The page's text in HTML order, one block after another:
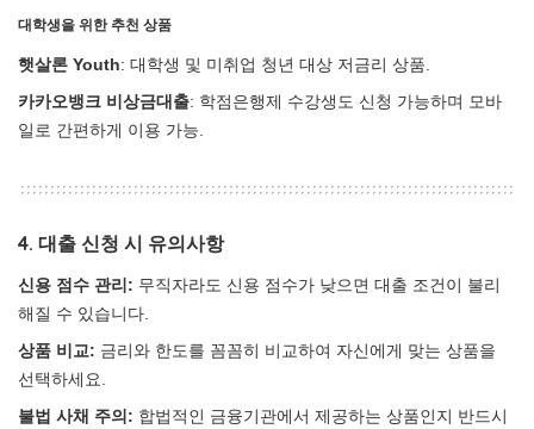
대학생을 위한 추천 상품
햇살론 Youth: 대학생 및 미취업 청년 대상 저금리 상품.
카카오뱅크 비상금대출: 학점은행제 수강생도 신청 가능하며 모바
일로 간편하게 이용 가능.
4. 대출 신청 시 유의사항
신용 점수 관리: 무직자라도 신용 점수가 낮으면 대출 조건이 불리
해질 수 있습니다.
상품 비교: 금리와 한도를 꼼꼼히 비교하여 자신에게 맞는 상품을
선택하세요.
불법 사채 주의: 합법적인 금융기관에서 제공하는 상품인지 반드시